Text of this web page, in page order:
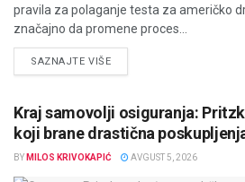
pravila za polaganje testa za američko
značajno da promene proces...
SAZNAJTE VIŠEDETAILS
Kraj samovolji osiguranja:
koji brane drastična
BY MILOS KRIVOKAPIĆ AVGUST 5, 2026